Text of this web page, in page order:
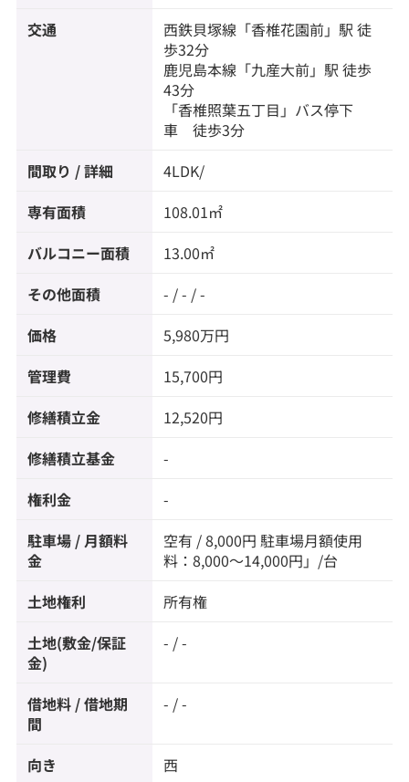
交通 西鉄貝塚線 「香椎花園前」駅 徒
歩32分
鹿児島本線 「九産大前」駅 徒歩
43分
「香椎照葉五丁目」バス停下
車 徒歩3分
間取り / 詳細 4LDK/
専有面積 108.01㎡
バルコニー面積 13.00㎡
その他面積 - / - / -
価格 5,980万円
管理費 15,700円
修繕積立金 12,520円
修繕積立基金 -
権利金 -
駐車場 / 月額料
金
空有 / 8,000円 駐車場月額使用
料：8,000～14,000円」/台
土地権利 所有権
土地(敷金/保証
金)
- / -
借地料 / 借地期
間
- / -
向き 西